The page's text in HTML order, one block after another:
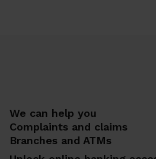
We can help you
Complaints and claims
Branches and ATMs